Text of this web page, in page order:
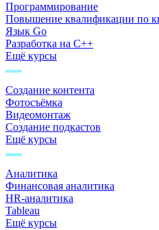
Программирование
Повышение квалификации по
Язык Go
Разработка на C++
Ещё курсы
Создание контента
Фотосъёмка
Видеомонтаж
Создание подкастов
Ещё курсы
Аналитика
Финансовая аналитика
HR-аналитика
Tableau
Ещё курсы